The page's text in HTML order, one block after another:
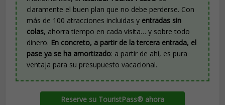
claramente el buen plan que no debe perderse. Con
más de 100 atracciones incluidas y entradas sin
colas, ahorra tiempo en cada visita… y sobre todo
dinero. En concreto, a partir de la tercera entrada, el
pase ya se ha amortizado: a partir de ahí, es pura
ventaja para su presupuesto vacacional.
Reserve su TouristPass® ahora